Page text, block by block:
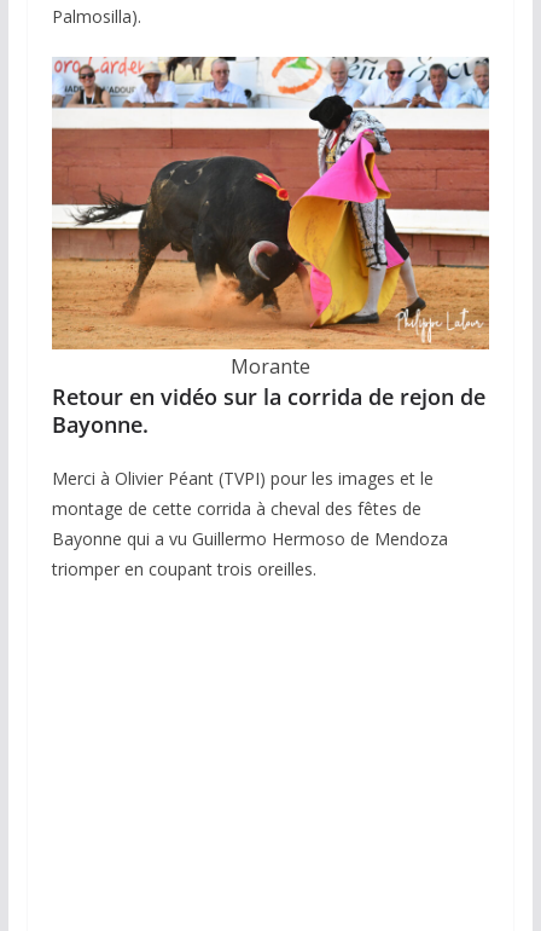
Palmosilla).
Morante
Retour en vidéo sur la corrida de rejon de
Bayonne.
Merci à Olivier Péant (TVPI) pour les images et le
montage de cette corrida à cheval des fêtes de
Bayonne qui a vu Guillermo Hermoso de Mendoza
triomper en coupant trois oreilles.